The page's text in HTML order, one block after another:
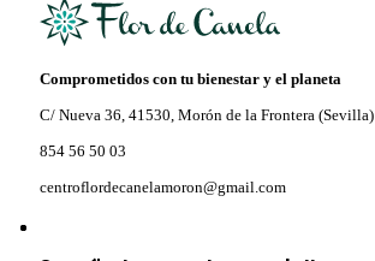
Comprometidos con tu bienestar y el planeta
C/ Nueva 36, 41530, Morón de la Frontera (Sevilla)
854 56 50 03
centroflordecanelamoron@gmail.com